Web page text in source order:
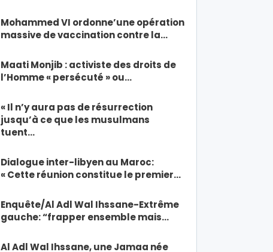
Mohammed VI ordonne’une opération
massive de vaccination contre la…
Maati Monjib : activiste des droits de
l’Homme « persécuté » ou…
« Il n’y aura pas de résurrection
jusqu’à ce que les musulmans
tuent…
Dialogue inter-libyen au Maroc:
« Cette réunion constitue le premier…
Enquête/Al Adl Wal Ihssane-Extrême
gauche: “frapper ensemble mais…
Al Adl Wal Ihssane, une Jamaa née